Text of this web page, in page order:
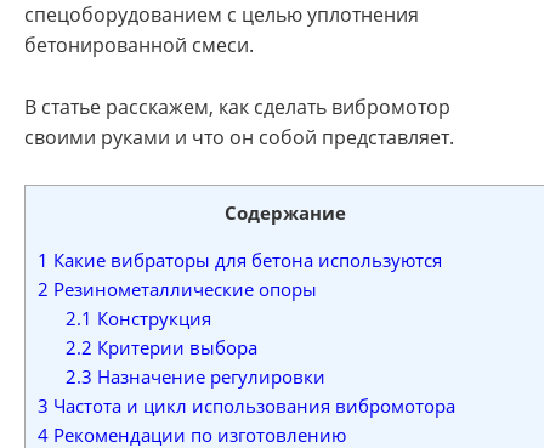
спецоборудованием с целью уплотнения
бетонированной смеси.
В статье расскажем, как сделать вибромотор
своими руками и что он собой представляет.
Содержание
1 Какие вибраторы для бетона используются
2 Резинометаллические опоры
2.1 Конструкция
2.2 Критерии выбора
2.3 Назначение регулировки
3 Частота и цикл использования вибромотора
4 Рекомендации по изготовлению